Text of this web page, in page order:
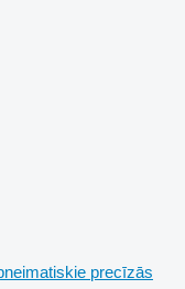
precīzās